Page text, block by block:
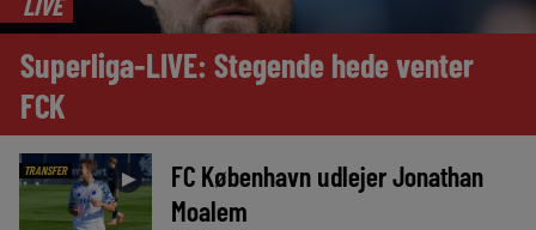
Superliga-LIVE: Stegende hede venter
FCK
TRANSFER ►
FC København udlejer Jonathan
Moalem